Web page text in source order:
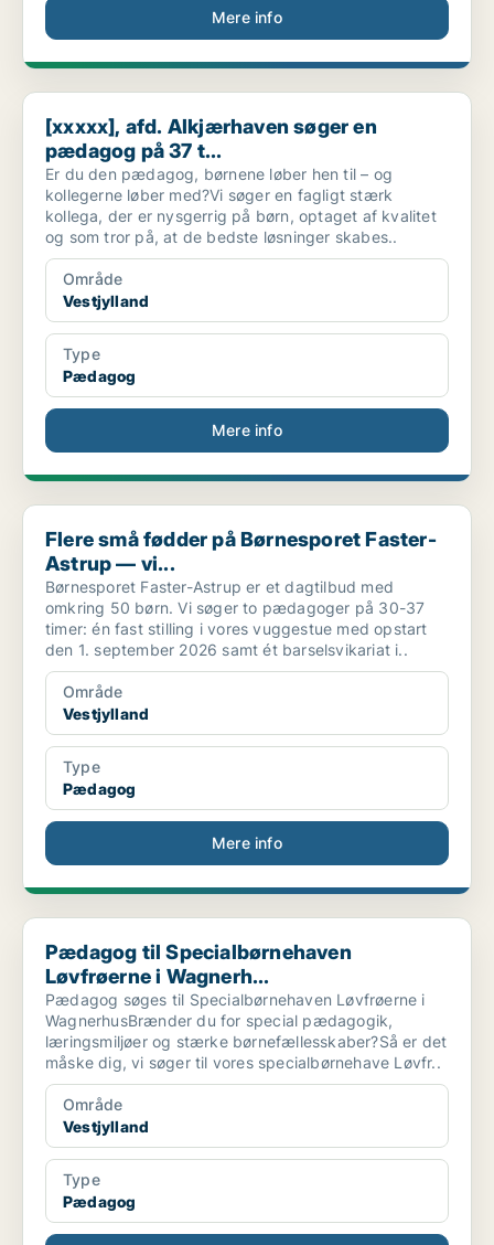
Mere info
[xxxxx], afd. Alkjærhaven søger en pædagog på 37 t...
[xxxxx], afd. Alkjærhaven søger en
pædagog på 37 t...
Er du den pædagog, børnene løber hen til – og
kollegerne løber med?Vi søger en fagligt stærk
kollega, der er nysgerrig på børn, optaget af kvalitet
og som tror på, at de bedste løsninger skabes..
Område
Vestjylland
Type
Pædagog
Mere info
Flere små fødder på Børnesporet Faster-Astrup — vi...
Flere små fødder på Børnesporet Faster-
Astrup — vi...
Børnesporet Faster-Astrup er et dagtilbud med
omkring 50 børn. Vi søger to pædagoger på 30-37
timer: én fast stilling i vores vuggestue med opstart
den 1. september 2026 samt ét barselsvikariat i..
Område
Vestjylland
Type
Pædagog
Mere info
Pædagog til Specialbørnehaven Løvfrøerne i Wagnerh...
Pædagog til Specialbørnehaven
Løvfrøerne i Wagnerh...
Pædagog søges til Specialbørnehaven Løvfrøerne i
WagnerhusBrænder du for special pædagogik,
læringsmiljøer og stærke børnefællesskaber?Så er det
måske dig, vi søger til vores specialbørnehave Løvfr..
Område
Vestjylland
Type
Pædagog